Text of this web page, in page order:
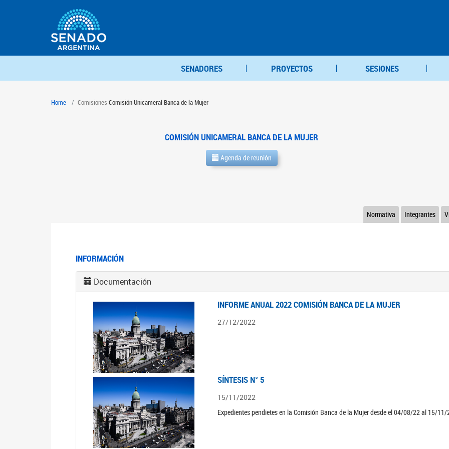
SENADORES PROYECTOS SESIONES
Home Comisiones Comisión Unicameral Banca de la Mujer
COMISIÓN UNICAMERAL BANCA DE LA MUJER
Agenda de reunión
Integrantes
Normativa
INFORMACIÓN
Documentación
INFORME ANUAL 2022 COMISIÓN BANCA DE LA MUJER
27/12/2022
SÍNTESIS N° 5
15/11/2022
Expedientes pendietes en la Comisión Banca de la Mujer desde el 04/08/22 al 15/